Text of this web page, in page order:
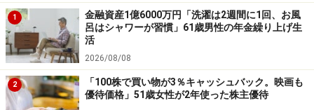
「住民税非課税世帯」に関するエピソード
を募集中です
住民税非課税世帯に該当されている方々の、暮らしやお
金に関するエピソードをお寄せください。投稿はこちら
から
1
金融資産1億6000万円「洗濯は2週間に1回、お風
呂はシャワーが習慣」61歳男性の年金繰り上げ生
活
2026/08/08
2
「100株で買い物が3％キャッシュバック。映画も
優待価格」51歳女性が2年使った株主優待